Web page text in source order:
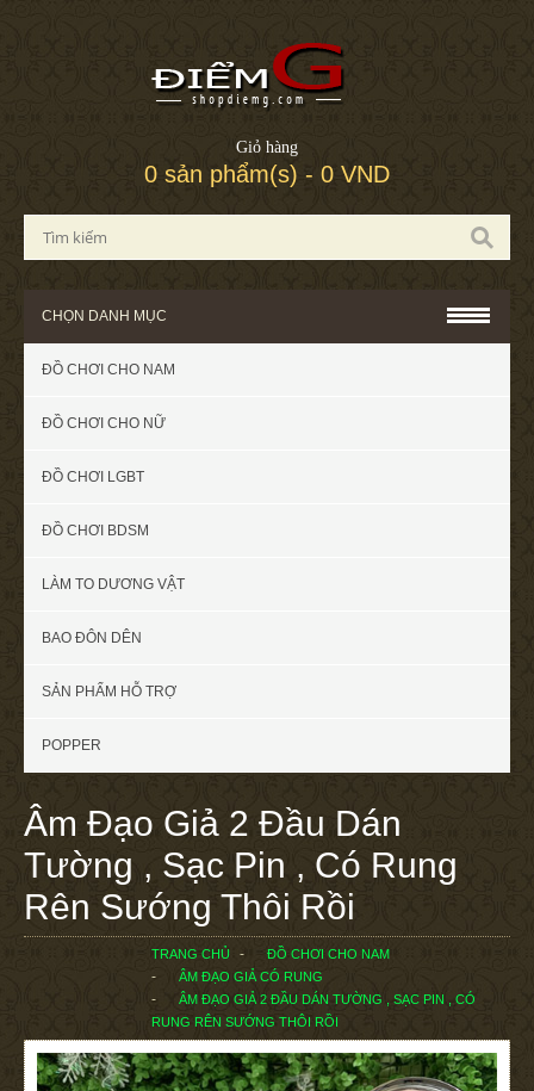
Giỏ hàng
0 sản phẩm(s) - 0 VND
CHỌN DANH MỤC
ĐỒ CHƠI CHO NAM
ĐỒ CHƠI CHO NỮ
ĐỒ CHƠI LGBT
ĐỒ CHƠI BDSM
LÀM TO DƯƠNG VẬT
BAO ĐÔN DÊN
SẢN PHẨM HỖ TRỢ
POPPER
Âm Đạo Giả 2 Đầu Dán
Tường , Sạc Pin , Có Rung
Rên Sướng Thôi Rồi
TRANG CHỦ
ĐỒ CHƠI CHO NAM
ÂM ĐẠO GIẢ CÓ RUNG
ÂM ĐẠO GIẢ 2 ĐẦU DÁN TƯỜNG , SẠC PIN , CÓ
RUNG RÊN SƯỚNG THÔI RỒI